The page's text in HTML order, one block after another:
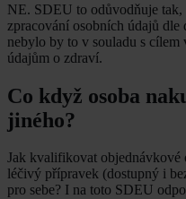
NE. SDEU to odůvodňuje
zpracování osobních údajů
nebylo by to v souladu s
údajům o zdraví.
Co když osoba
jiného?
Jak kvalifikovat objednávkové
léčivý přípravek (dostupný i
pro sebe? I na toto SDEU